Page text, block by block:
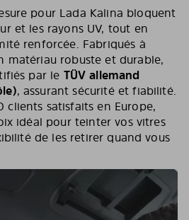
pour Lada Kalina bloquent
et les rayons UV, tout en
renforcée. Fabriqués à
matériau robuste et durable,
par le TÜV allemand
, assurant sécurité et fiabilité.
satisfaits en Europe,
idéal pour teinter vos vitres
de les retirer quand vous